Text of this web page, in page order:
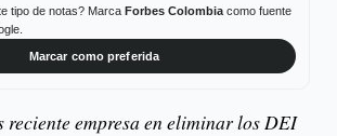
tipo de notas? Marca Forbes Colombiacomo fuente
Marcar como preferida
reciente empresa en eliminar los DEI